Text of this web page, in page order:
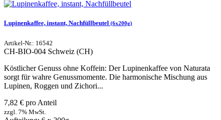
Lupinenkaffee, instant, Nachfüllbeutel (6x200g)
Artikel-Nr.: 16542
CH-BIO-004 Schweiz (CH)
Köstlicher Genuss ohne Koffein: Der Lupinenkaffee von Naturata
sorgt für wahre Genussmomente. Die harmonische Mischung aus
Lupinen, Roggen und Zichori...
7,82 € pro Anteil
zzgl. 7% MwSt.